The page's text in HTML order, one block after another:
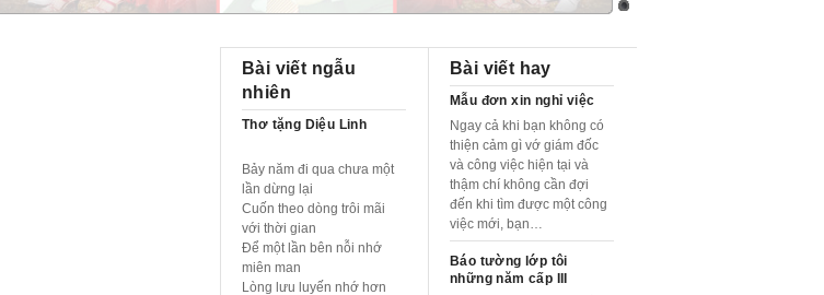
Bài viết ngẫu
nhiên
Thơ tặng Diệu Linh
Bảy năm đi qua chưa một
lần dừng lại
Cuốn theo dòng trôi mãi
với thời gian
Để một lần bên nỗi nhớ
miên man
Lòng lưu luyến nhớ hơn
Bài viết hay
Mẫu đơn xin nghỉ việc
Ngay cả khi bạn không có
thiện cảm gì vớ giám đốc
và công việc hiện tại và
thậm chí không cần đợi
đến khi tìm được một công
việc mới, bạn…
Báo tường lớp tôi
những năm cấp III